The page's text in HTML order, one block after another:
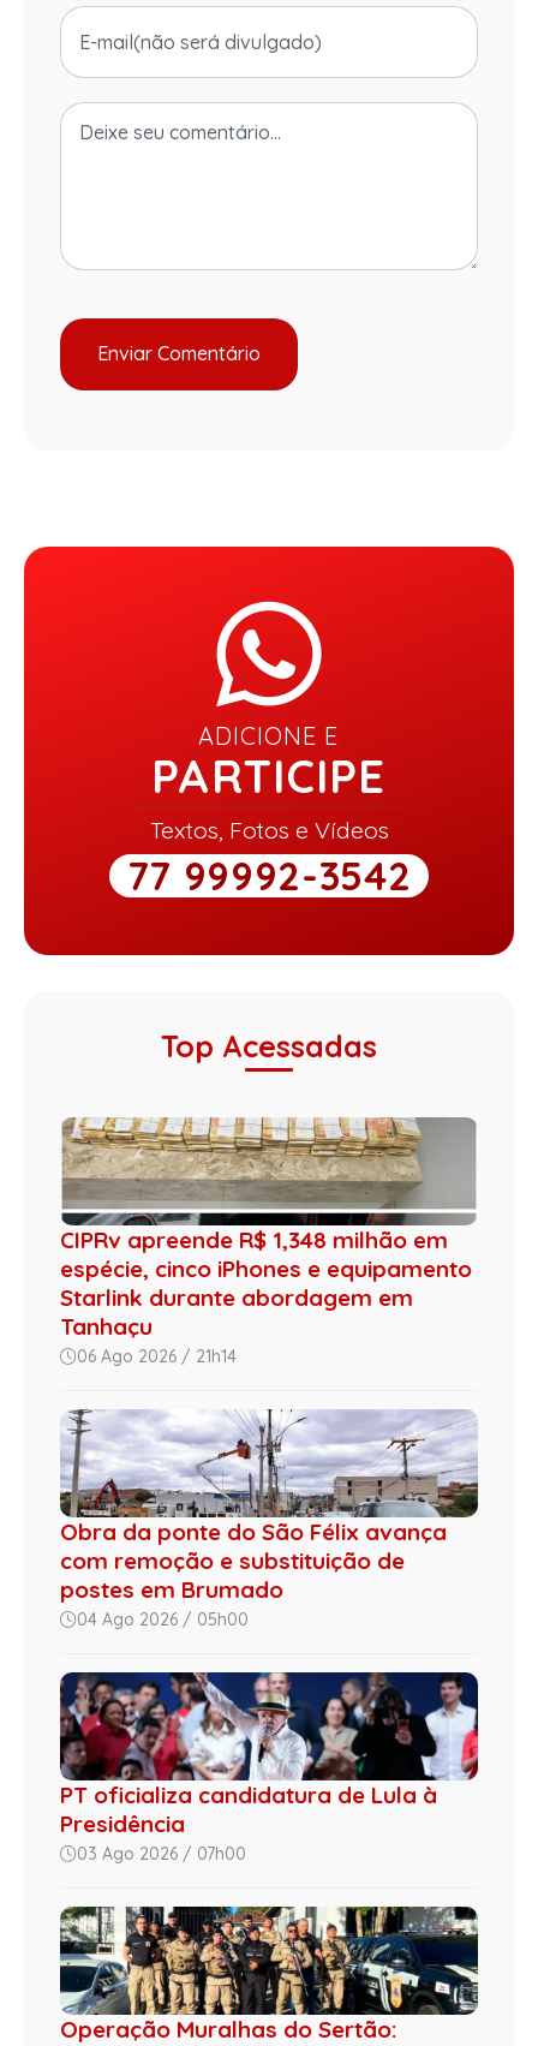
ADICIONE E
PARTICIPE
Textos, Fotos e Vídeos
77 99992-3542
Top Acessadas
CIPRv apreende R$ 1,348 milhão em
espécie, cinco iPhones e equipamento
Starlink durante abordagem em
Tanhaçu
06 Ago 2026 / 21h14
Obra da ponte do São Félix avança
com remoção e substituição de
postes em Brumado
04 Ago 2026 / 05h00
PT oficializa candidatura de Lula à
Presidência
03 Ago 2026 / 07h00
Operação Muralhas do Sertão: